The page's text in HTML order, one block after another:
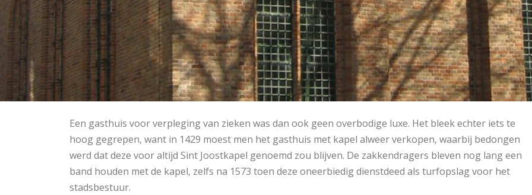
Een gasthuis voor verpleging van zieken was dan ook geen overbodige luxe. Het bleek echter iets te
hoog gegrepen, want in 1429 moest men het gasthuis met kapel alweer verkopen, waarbij bedongen
werd dat deze voor altijd Sint Joostkapel genoemd zou blijven. De zakkendragers bleven nog lang een
band houden met de kapel, zelfs na 1573 toen deze oneerbiedig dienstdeed als turfopslag voor het
stadsbestuur.